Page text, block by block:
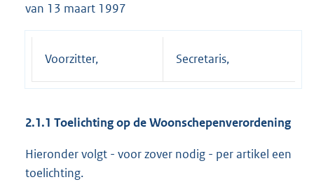
van 13 maart 1997
Voorzitter, Secretaris,
2.1.1 Toelichting op de Woonschepenverordening
Hieronder volgt - voor zover nodig - per artikel een
toelichting.